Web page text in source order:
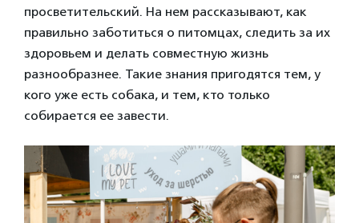
просветительский. На нем рассказывают, как
правильно заботиться о питомцах, следить за их
здоровьем и делать совместную жизнь
разнообразнее. Такие знания пригодятся тем, у
кого уже есть собака, и тем, кто только
собирается ее завести.